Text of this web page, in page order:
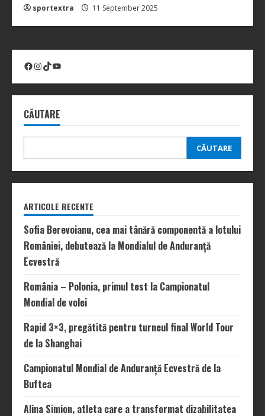
sportextra 11 September 2025
Facebook
Instagram
TikTokYouTube
CĂUTARE
CĂUTARE
ARTICOLE RECENTE
Sofia Berevoianu, cea mai tânără componentă a lotului
României, debutează la Mondialul de Anduranță
Ecvestră
România – Polonia, primul test la Campionatul
Mondial de volei
Rapid 3×3, pregătită pentru turneul final World Tour
de la Shanghai
Campionatul Mondial de Anduranță Ecvestră de la
Buftea
Alina Simion, atleta care a transformat dizabilitatea